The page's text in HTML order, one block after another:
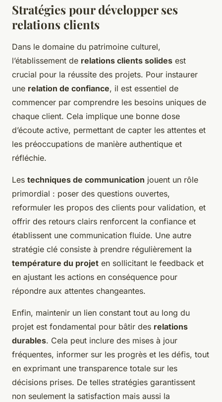
Stratégies pour développer ses
relations clients
Dans le domaine du patrimoine culturel,
l’établissement de relations clients solides est
crucial pour la réussite des projets. Pour instaurer
une relation de confiance, il est essentiel de
commencer par comprendre les besoins uniques de
chaque client. Cela implique une bonne dose
d’écoute active, permettant de capter les attentes et
les préoccupations de manière authentique et
réfléchie.
Les techniques de communication jouent un rôle
primordial : poser des questions ouvertes,
reformuler les propos des clients pour validation, et
offrir des retours clairs renforcent la confiance et
établissent une communication fluide. Une autre
stratégie clé consiste à prendre régulièrement la
température du projet en sollicitant le feedback et
en ajustant les actions en conséquence pour
répondre aux attentes changeantes.
Enfin, maintenir un lien constant tout au long du
projet est fondamental pour bâtir des relations
durables. Cela peut inclure des mises à jour
fréquentes, informer sur les progrès et les défis, tout
en exprimant une transparence totale sur les
décisions prises. De telles stratégies garantissent
non seulement la satisfaction mais aussi la